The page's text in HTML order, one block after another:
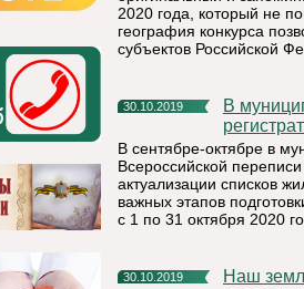
2020 года, который не
география конкурса
субъектов Российской
30.10.2019
В муниципалитетах Коми приступили к устранению замечаний
В сентябре-октябре в
Всероссийской
актуализации списков
важных этапов
с 1 по 31 октября 2020
30.10.2019
Наш земляк - вдохновитель и организатор переписей